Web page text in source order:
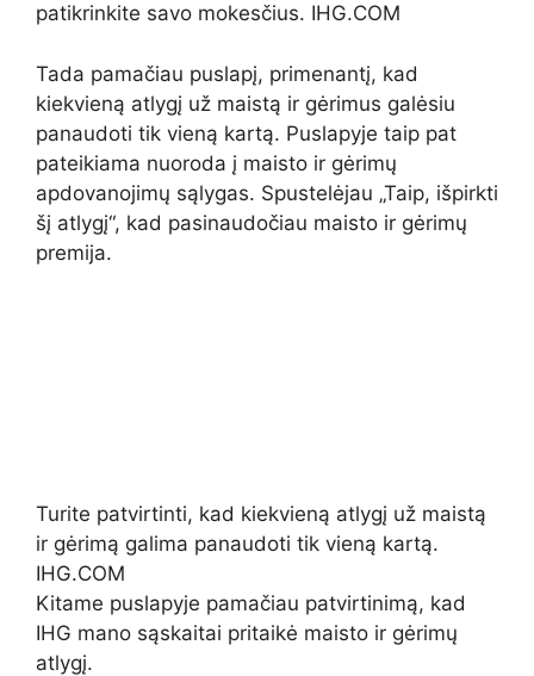
patikrinkite savo mokesčius. IHG.COM
Tada pamačiau puslapį, primenantį, kad
kiekvieną atlygį už maistą ir gėrimus galėsiu
panaudoti tik vieną kartą. Puslapyje taip pat
pateikiama nuoroda į maisto ir gėrimų
apdovanojimų sąlygas. Spustelėjau „Taip, išpirkti
šį atlygį“, kad pasinaudočiau maisto ir gėrimų
premija.
Turite patvirtinti, kad kiekvieną atlygį už maistą
ir gėrimą galima panaudoti tik vieną kartą.
IHG.COM
Kitame puslapyje pamačiau patvirtinimą, kad
IHG mano sąskaitai pritaikė maisto ir gėrimų
atlygį.